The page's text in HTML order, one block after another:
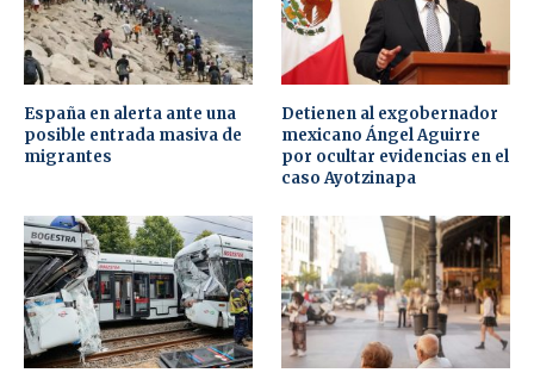
España en alerta ante una
posible entrada masiva de
migrantes
Detienen al exgobernador
mexicano Ángel Aguirre
por ocultar evidencias en el
caso Ayotzinapa